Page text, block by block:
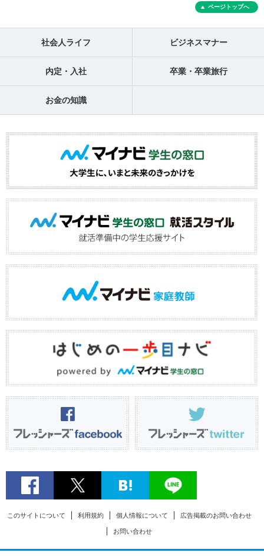
ページトップへ
社会人ライフ ビジネスマナー
内定・入社 卒業・卒業旅行
お金の知識
このサイトについて 利用規約 個人情報について 広告掲載のお問い合わせ
お問い合わせ